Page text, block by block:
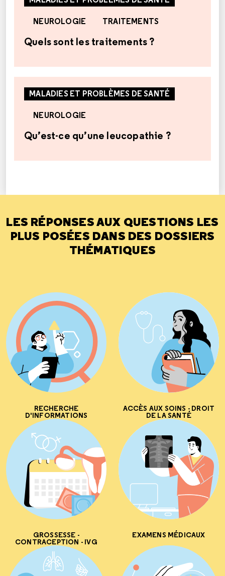
NEUROLOGIE TRAITEMENTS
Quels sont les traitements ?
MALADIES ET PROBLÈMES DE SANTÉ
NEUROLOGIE
Qu’est-ce qu’une leucopathie ?
LES RÉPONSES AUX QUESTIONS LES
PLUS POSÉES DANS DES DOSSIERS
THÉMATIQUES
RECHERCHE
D'INFORMATIONS
ACCÈS AUX SOINS - DROIT
DE LA SANTÉ
GROSSESSE -
CONTRACEPTION - IVG
EXAMENS MÉDICAUX